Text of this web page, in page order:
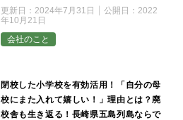
更新日： 2024年7月31日 公開日： 2022
年10月21日
会社のこと
閉校した小学校を有効活用！「自分の母
校にまた入れて嬉しい！」理由とは？廃
校舎も生き返る！長崎県五島列島ならで